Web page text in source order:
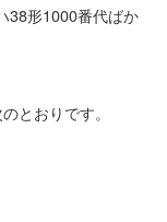
38形1000番代ばか
とおりです。